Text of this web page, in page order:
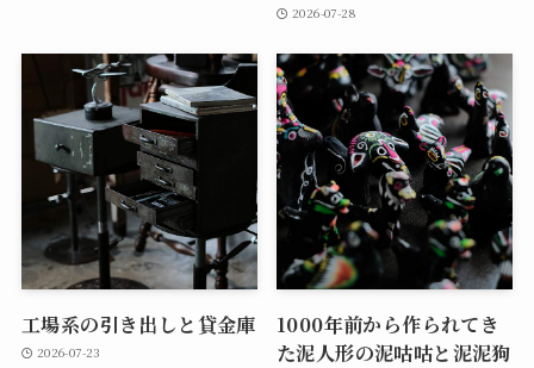
2026-07-28
工場系の引き出しと貸金庫
2026-07-23
1000年前から作られてき
た泥人形の泥咕咕と泥泥狗